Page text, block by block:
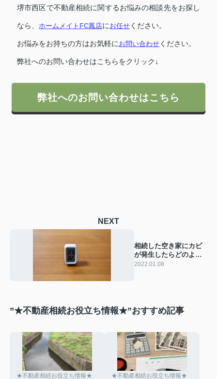
堺市西区で不動産相続に関するお悩みの相談先をお探し
なら、 ホームメイトFC鳳店にお任せ ください。
お悩みをお持ちの方はお気軽にお問い合わせ ください。
弊社へのお問い合わせはこちらをクリック↓
弊社へのお問い合わせはこちら
NEXT
相続した空き家にカビ
が発生したらどのよう
に対処するの？
2022.01.08
”★不動産相続お役立ち情報★”おすすめ記事
★不動産相続お役立ち情報★ ★不動産相続お役立ち情報★